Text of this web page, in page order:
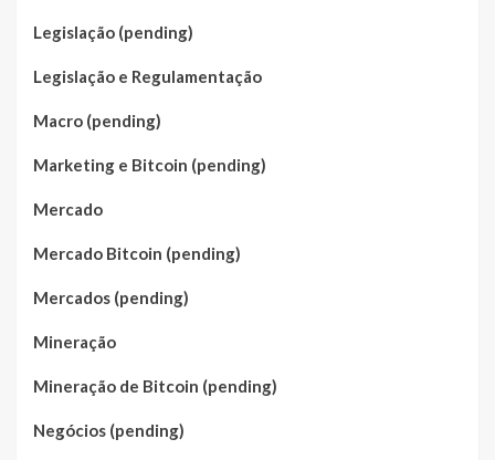
Legislação (pending)
Legislação e Regulamentação
Macro (pending)
Marketing e Bitcoin (pending)
Mercado
Mercado Bitcoin (pending)
Mercados (pending)
Mineração
Mineração de Bitcoin (pending)
Negócios (pending)